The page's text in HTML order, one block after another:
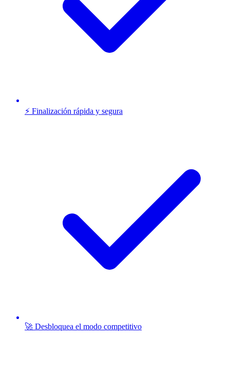
⚡ Finalización rápida y segura
🚀 Desbloquea el modo competitivo